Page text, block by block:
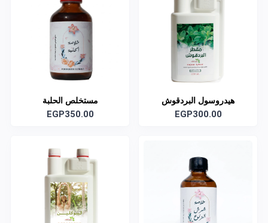
هيدروسول البردقوش
EGP300.00
مستخلص الحلبة
EGP350.00